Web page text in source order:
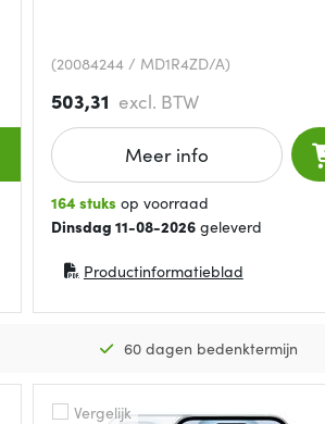
(20084244 / MD1R4ZD/A)
503,31 excl. BTW
Meer info
164 stuks op voorraad
Dinsdag 11-08-2026geleverd
Productinformatieblad
(opent in nieuw venster)
60 dagen bedenktermijn
Vergelijk